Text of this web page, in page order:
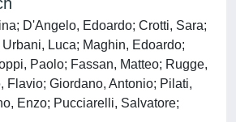
D'Angelo, Edoardo; Crotti, Sara;
Luca; Maghin, Edoardo;
Paolo; Fassan, Matteo; Rugge,
Flavio; Giordano, Antonio; Pilati,
Enzo; Pucciarelli, Salvatore;